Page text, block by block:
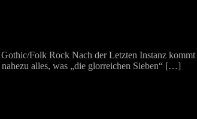
Folk Rock Nach der Letzten Instanz kommt
nahezu alles, was „die glorreichen Sieben“ […]